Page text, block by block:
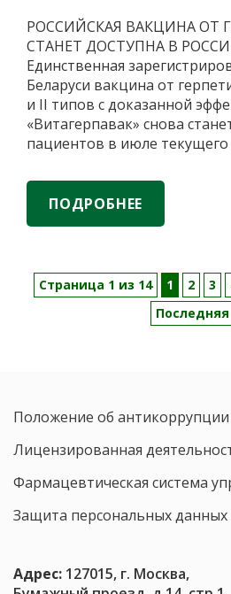
РОССИЙСКАЯ ВАКЦИНА ОТ
СТАНЕТ ДОСТУПНА В
Единственная
Беларуси вакцина от
и II типов с доказанной
«Витагерпавак» снова
пациентов в июле
перспективным методом
рецидивов заболевания. В
«Витагерпавак» является
ПОДРОБНЕЕ
Страница 1 из 14 1 2 3
Положение об антикоррупции
Лицензированная
Фармацевтическая система
Защита персональных данных
Адрес: 127015, г. Москва,